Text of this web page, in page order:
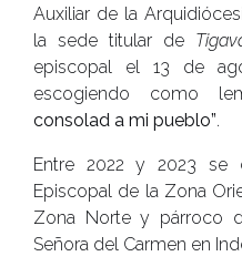
Auxiliar de la
la sede titular de
episcopal el 13 de
escogiendo como
consolad a mi pueblo”.
Entre 2022 y 2023 se
Episcopal de la Zona
Zona Norte y párroco
Señora del Carmen en